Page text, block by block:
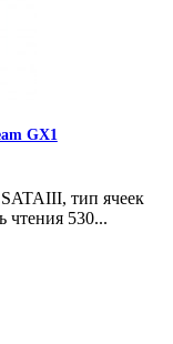
GX1
тип ячеек
чтения 530...